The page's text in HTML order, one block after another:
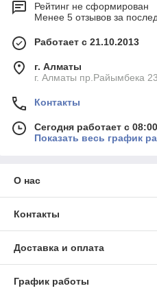
Рейтинг не сформирован
Менее 5 отзывов за
Работает с 21.10.2013
г. Алматы
г. Алматы пр.Райымбека
Контакты
Сегодня работает с
Показать весь график
О нас
Контакты
Доставка и оплата
График работы